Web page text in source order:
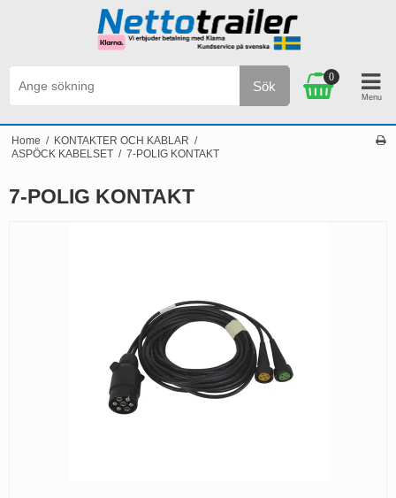
Sök
0
Home / KONTAKTER OCH KABLAR /
ASPÖCK KABELSET / 7-POLIG KONTAKT
7-POLIG KONTAKT